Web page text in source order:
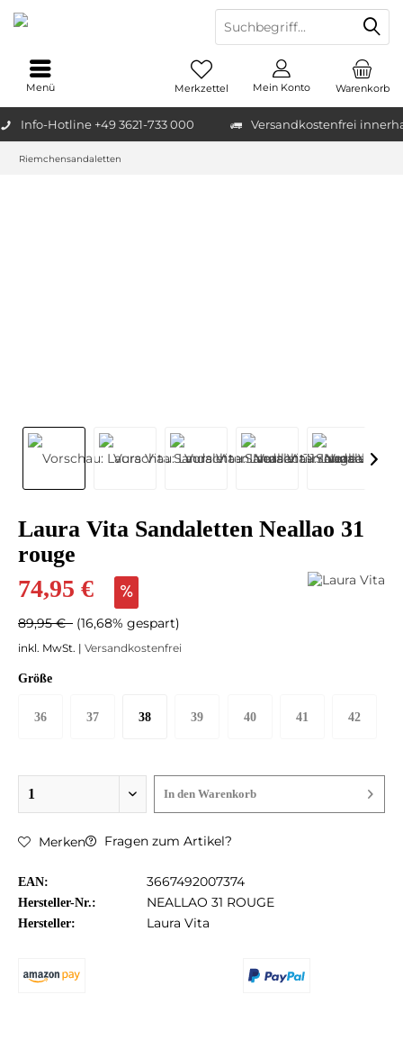
Info-Hotline +49 3621-733 000 Versandkostenfrei
Warenkorb
Merkzettel Mein Konto
Menü
Riemchensandaletten
Laura Vita Sandaletten Neallao 31
rouge
74,95 €
89,95 € (16,68% gespart)
inkl. MwSt. | Versandkostenfrei
Größe
36 37 38 39 40 41 42
In den Warenkorb
Merken Fragen zum Artikel?
EAN: 3667492007374
Hersteller-Nr.: NEALLAO 31 ROUGE
Hersteller: Laura Vita